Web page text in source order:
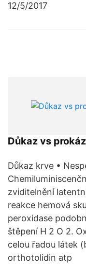
12/5/2017
Důkaz vs
Důkaz krve •
zviditelnění
reakce hemová
peroxidase
štěpení H 2 O 2.
celou řadou látek
orthotolidin atp